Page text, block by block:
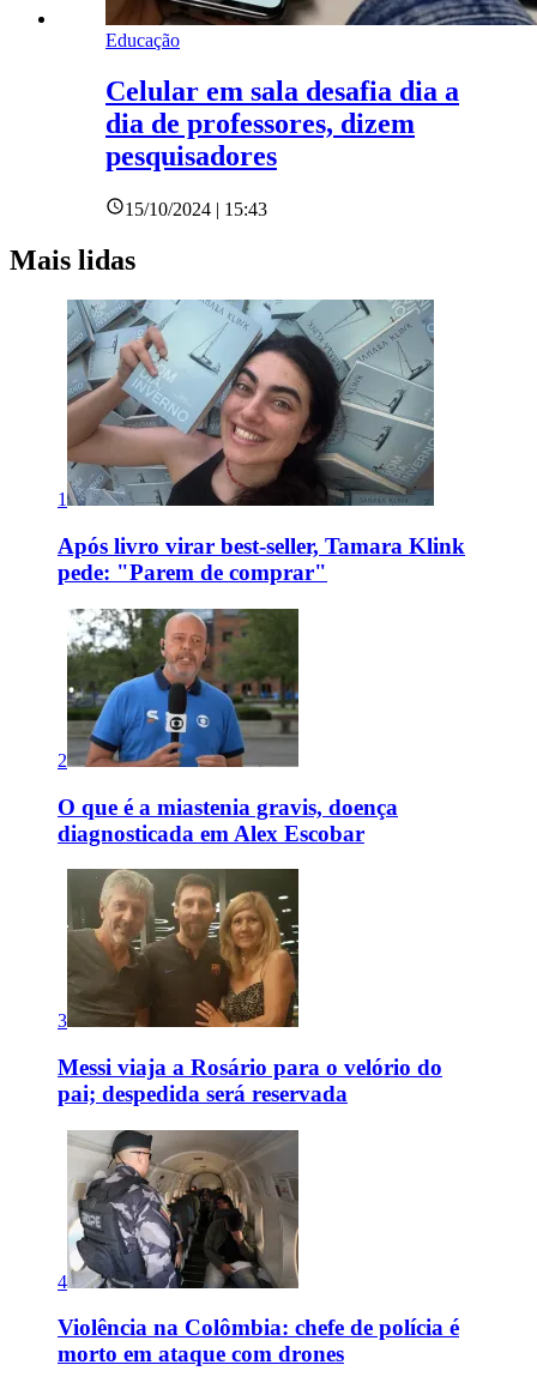
Educação
Celular em sala desafia dia a
dia de professores, dizem
pesquisadores
15/10/2024 | 15:43
Mais lidas
1
Após livro virar best-seller, Tamara Klink
pede: "Parem de comprar"
2
O que é a miastenia gravis, doença
diagnosticada em Alex Escobar
3
Messi viaja a Rosário para o velório do
pai; despedida será reservada
4
Violência na Colômbia: chefe de polícia é
morto em ataque com drones